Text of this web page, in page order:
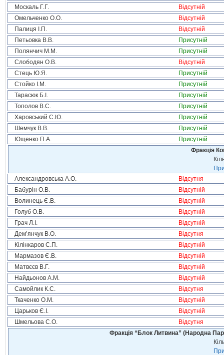
Москаль Г.Г.
Відсутній
Омельченко О.О.
Відсутній
Палиця І.П.
Відсутній
Петьовка В.В.
Присутній
Полянчич М.М.
Присутній
Слободян О.В.
Відсутній
Стець Ю.Я.
Присутній
Стойко І.М.
Присутній
Тарасюк Б.І.
Присутній
Тополов В.С.
Присутній
Харовський С.Ю.
Присутній
Шемчук В.В.
Присутній
Ющенко П.А.
Присутній
Фракція
Александровська А.О.
Відсутня
Бабурін О.В.
Відсутній
Волинець Є.В.
Відсутній
Голуб О.В.
Відсутній
Грач Л.І.
Відсутній
Дем’янчук В.О.
Відсутня
Кілінкаров С.П.
Відсутній
Мармазов Є.В.
Відсутній
Матвєєв В.Г.
Відсутній
Найдьонов А.М.
Відсутній
Самойлик К.С.
Відсутня
Ткаченко О.М.
Відсутній
Царьков Є.І.
Відсутній
Шмельова С.О.
Відсутня
Фракція “Блок Литвина” (Народна